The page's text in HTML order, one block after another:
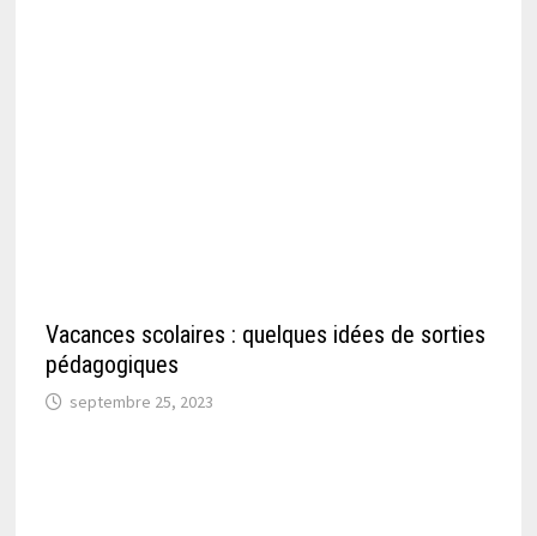
Vacances scolaires : quelques idées de sorties
pédagogiques
septembre 25, 2023